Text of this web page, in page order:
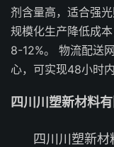
剂含量高，适合强
规模化生产降低成
8-12%。 物流配送
心，可实现48小时
四川川塑新材料
四川川塑新